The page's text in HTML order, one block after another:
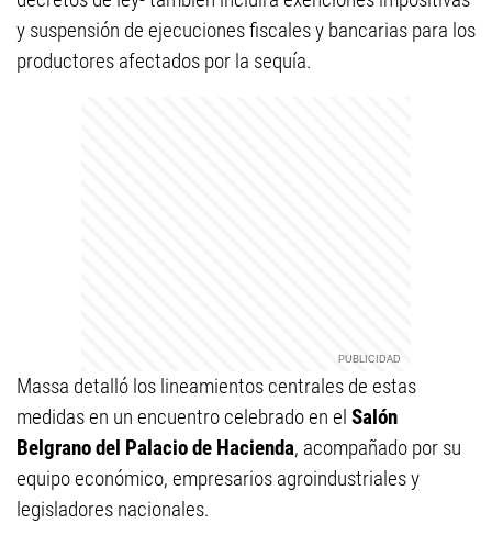
y suspensión de ejecuciones fiscales y bancarias para los
productores afectados por la sequía.
Massa detalló los lineamientos centrales de estas
medidas en un encuentro celebrado en el Salón
Belgrano del Palacio de Hacienda, acompañado por su
equipo económico, empresarios agroindustriales y
legisladores nacionales.